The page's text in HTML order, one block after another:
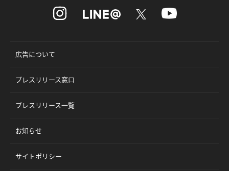
広告について
プレスリリース窓口
プレスリリース一覧
お知らせ
サイトポリシー